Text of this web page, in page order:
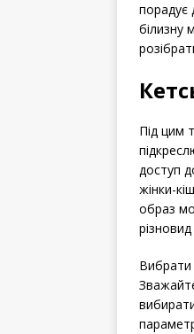
порадує
білизну
Під цим
доступ
жінки-
образ
Вибрати